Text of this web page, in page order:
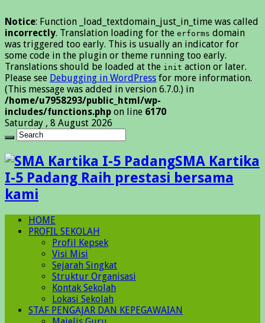
Notice: Function _load_textdomain_just_in_time was called
incorrectly. Translation loading for the erforms domain
was triggered too early. This is usually an indicator for
some code in the plugin or theme running too early.
Translations should be loaded at the init action or later.
Please see Debugging in WordPress for more information.
(This message was added in version 6.7.0.) in
/home/u7958293/public_html/wp-
includes/functions.php on line 6170
Saturday , 8 August 2026
SMA Kartika
I-5 Padang Raih prestasi bersama
kami
HOME
PROFIL SEKOLAH
Profil Kepsek
Visi Misi
Sejarah Singkat
Struktur Organisasi
Kontak Sekolah
Lokasi Sekolah
STAF PENGAJAR DAN KEPEGAWAIAN